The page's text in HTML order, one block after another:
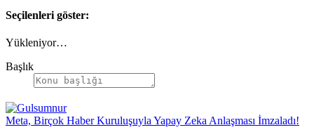
Seçilenleri göster:
Yükleniyor…
Başlık
Meta, Birçok Haber Kuruluşuyla Yapay Zeka Anlaşması İmzaladı!